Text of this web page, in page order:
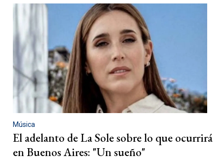
Música
El adelanto de La Sole sobre lo que ocurrirá
en Buenos Aires: "Un sueño"